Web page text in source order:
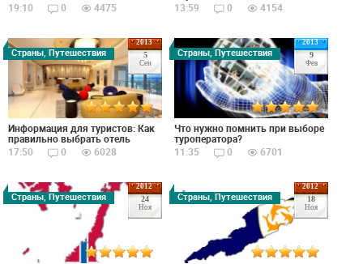
19:10
0 4475
13:59
0 4154
2013
5
Сен
Страны, Путешествия
Информация для туристов: Как
правильно выбрать отель
17:50
0 6028
2013
9
Фев
Страны, Путешествия
Что нужно помнить при выборе
туроператора?
11:35
0 6701
2012
24
Ноя
Страны, Путешествия
2012
18
Ноя
Страны, Путешествия